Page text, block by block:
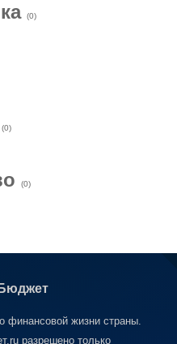
(0)
(0)
(0)
жизни страны.
разрешено только